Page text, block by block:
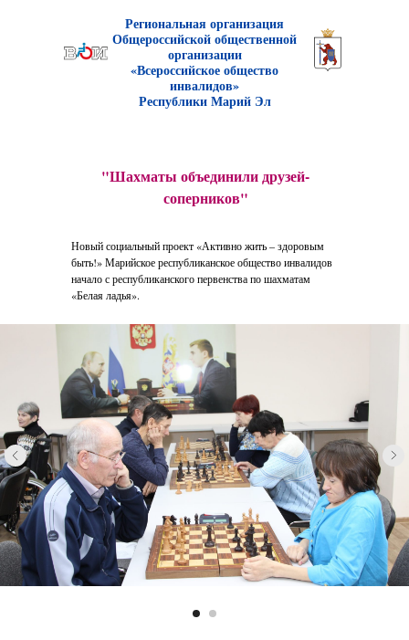
Региональная организация
Общероссийской общественной
организации
«Всероссийское общество
инвалидов»
Республики Марий Эл
"Шахматы объединили друзей-
соперников"
Новый социальный проект «Активно жить – здоровым
быть!» Марийское республиканское общество инвалидов
начало с республиканского первенства по шахматам
«Белая ладья».